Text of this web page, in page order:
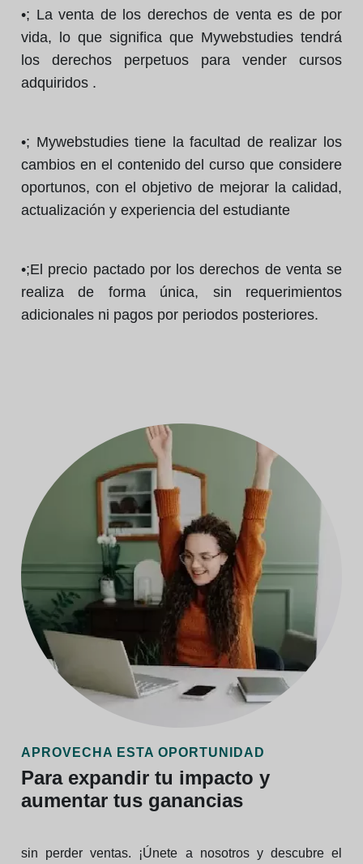
•; La venta de los derechos de venta es de por
vida, lo que significa que Mywebstudies tendrá
los derechos perpetuos para vender cursos
adquiridos .
•; Mywebstudies tiene la facultad de realizar los
cambios en el contenido del curso que considere
oportunos, con el objetivo de mejorar la calidad,
actualización y experiencia del estudiante
•;El precio pactado por los derechos de venta se
realiza de forma única, sin requerimientos
adicionales ni pagos por periodos posteriores.
APROVECHA ESTA OPORTUNIDAD
Para expandir tu impacto y
aumentar tus ganancias
sin perder ventas. ¡Únete a nosotros y descubre el